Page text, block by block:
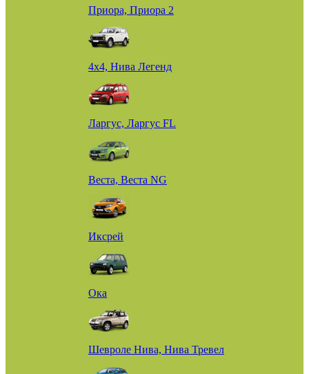
Приора, Приора 2
4х4, Нива Легенд
Ларгус, Ларгус FL
Веста, Веста NG
Иксрей
Ока
Шевроле Нива, Нива Тревел